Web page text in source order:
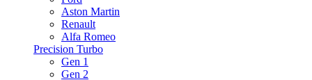
Aston Martin
Renault
Alfa Romeo
Precision Turbo
Gen 1
Gen 2